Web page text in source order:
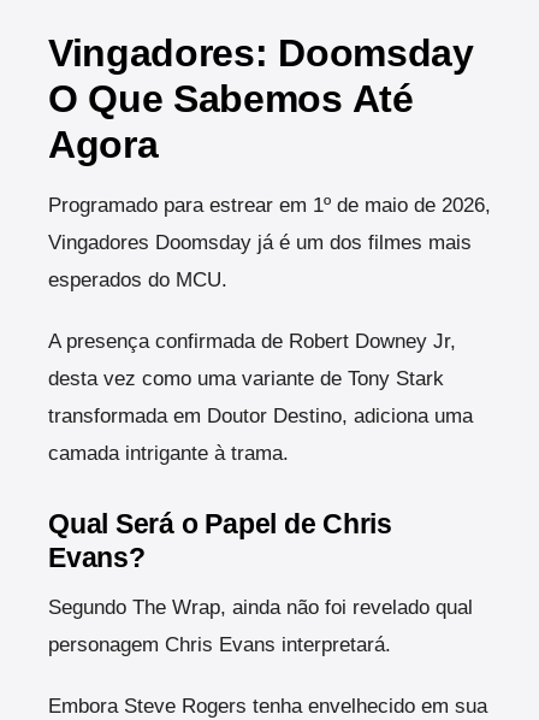
Vingadores: Doomsday
O Que Sabemos Até
Agora
Programado para estrear em 1º de maio de 2026,
Vingadores Doomsday já é um dos filmes mais
esperados do MCU.
A presença confirmada de Robert Downey Jr,
desta vez como uma variante de Tony Stark
transformada em Doutor Destino, adiciona uma
camada intrigante à trama.
Qual Será o Papel de Chris
Evans?
Segundo The Wrap, ainda não foi revelado qual
personagem Chris Evans interpretará.
Embora Steve Rogers tenha envelhecido em sua